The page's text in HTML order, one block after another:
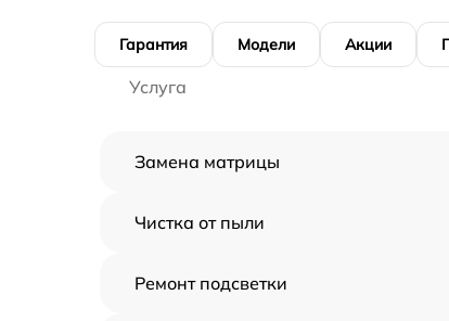
Гарантия Модели Акции
Услуга
Замена матрицы
Чистка от пыли
Ремонт подсветки